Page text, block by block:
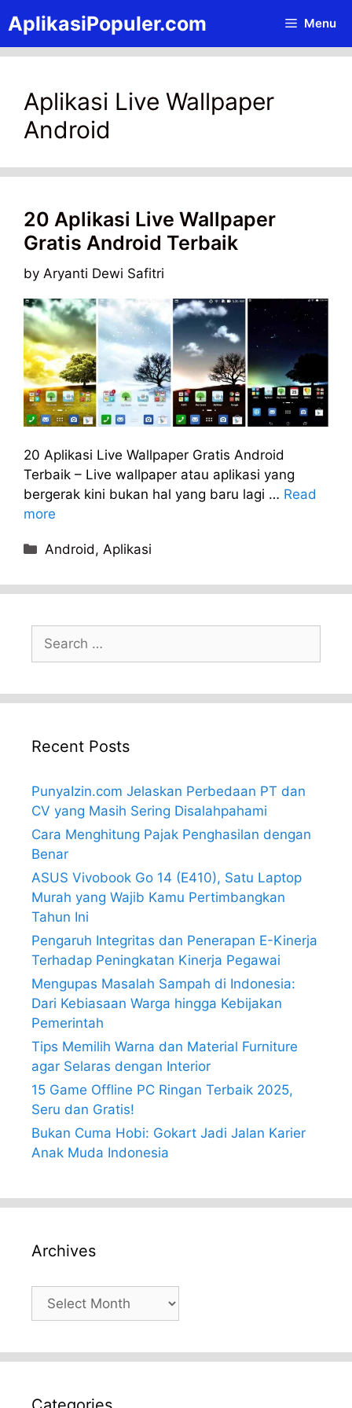
to
content
AplikasiPopuler.com Menu
Aplikasi Live Wallpaper
Android
20 Aplikasi Live Wallpaper
Gratis Android Terbaik
by Aryanti Dewi Safitri
20 Aplikasi Live Wallpaper Gratis Android
Terbaik – Live wallpaper atau aplikasi yang
bergerak kini bukan hal yang baru lagi … Read
more
Categories
Android, Aplikasi
for:
Recent Posts
PunyaIzin.com Jelaskan Perbedaan PT dan
CV yang Masih Sering Disalahpahami
Cara Menghitung Pajak Penghasilan dengan
Benar
ASUS Vivobook Go 14 (E410), Satu Laptop
Murah yang Wajib Kamu Pertimbangkan
Tahun Ini
Pengaruh Integritas dan Penerapan E-Kinerja
Terhadap Peningkatan Kinerja Pegawai
Mengupas Masalah Sampah di Indonesia:
Dari Kebiasaan Warga hingga Kebijakan
Pemerintah
Tips Memilih Warna dan Material Furniture
agar Selaras dengan Interior
15 Game Offline PC Ringan Terbaik 2025,
Seru dan Gratis!
Bukan Cuma Hobi: Gokart Jadi Jalan Karier
Anak Muda Indonesia
Archives
Archives